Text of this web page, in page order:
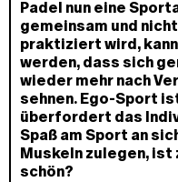
Padel nun eine
gemeinsam und
praktiziert wird,
werden, dass sich
wieder mehr nach
sehnen. Ego-Sport
überfordert das
Spaß am Sport an
Muskeln zulegen, ist
schön?